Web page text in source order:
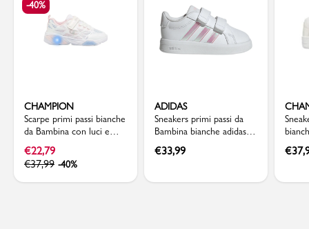
-40%
CHAMPION
Scarpe primi passi bianche
da Bambina con luci e
inserti mesh Champion
€22,79
€37,99 -40%
ADIDAS
Sneakers primi passi da
Bambina bianche adidas
Grand Court 3.0
€33,99 €